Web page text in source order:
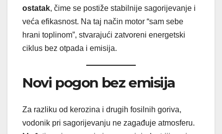
ostatak, čime se postiže stabilnije sagorijevanje i
veća efikasnost. Na taj način motor “sam sebe
hrani toplinom”, stvarajući zatvoreni energetski
ciklus bez otpada i emisija.
Novi pogon bez emisija
Za razliku od kerozina i drugih fosilnih goriva,
vodonik pri sagorijevanju ne zagađuje atmosferu.